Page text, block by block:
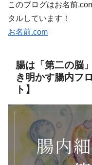
このブログはお名前
タルしています！
お名前.com
腸は「第二の脳
き明かす腸内フ
ト】